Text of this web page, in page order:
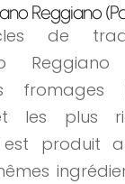
Reggiano
de
fromages
les plus
produit